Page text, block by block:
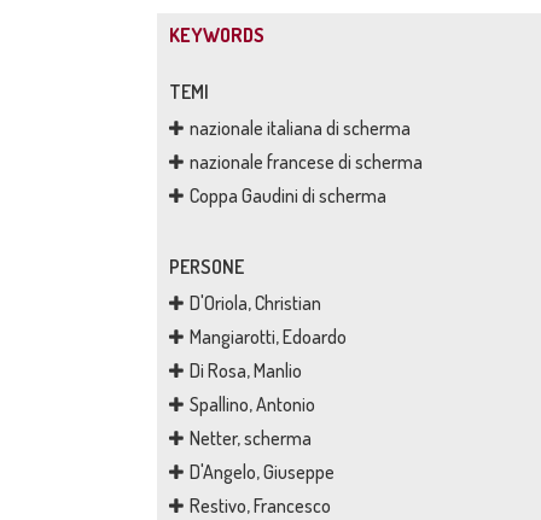
KEYWORDS
TEMI
nazionale italiana di scherma
nazionale francese di scherma
Coppa Gaudini di scherma
PERSONE
D'Oriola, Christian
Mangiarotti, Edoardo
Di Rosa, Manlio
Spallino, Antonio
Netter, scherma
D'Angelo, Giuseppe
Restivo, Francesco